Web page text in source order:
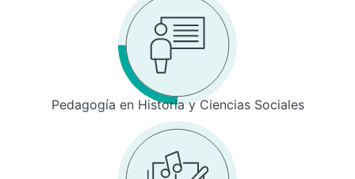
Pedagogía en Historia y Ciencias Sociales